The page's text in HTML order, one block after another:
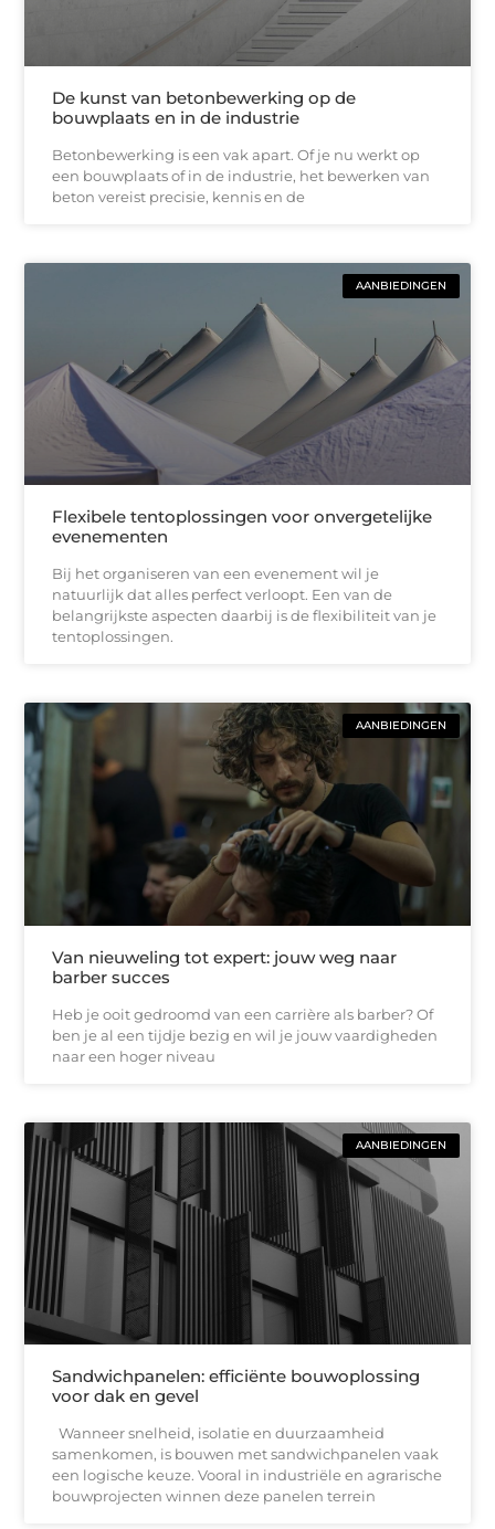
De kunst van betonbewerking op de
bouwplaats en in de industrie
Betonbewerking is een vak apart. Of je nu werkt op
een bouwplaats of in de industrie, het bewerken van
beton vereist precisie, kennis en de
AANBIEDINGEN
Flexibele tentoplossingen voor onvergetelijke
evenementen
Bij het organiseren van een evenement wil je
natuurlijk dat alles perfect verloopt. Een van de
belangrijkste aspecten daarbij is de flexibiliteit van je
tentoplossingen.
AANBIEDINGEN
Van nieuweling tot expert: jouw weg naar
barber succes
Heb je ooit gedroomd van een carrière als barber? Of
ben je al een tijdje bezig en wil je jouw vaardigheden
naar een hoger niveau
AANBIEDINGEN
Sandwichpanelen: efficiënte bouwoplossing
voor dak en gevel
Wanneer snelheid, isolatie en duurzaamheid
samenkomen, is bouwen met sandwichpanelen vaak
een logische keuze. Vooral in industriële en agrarische
bouwprojecten winnen deze panelen terrein